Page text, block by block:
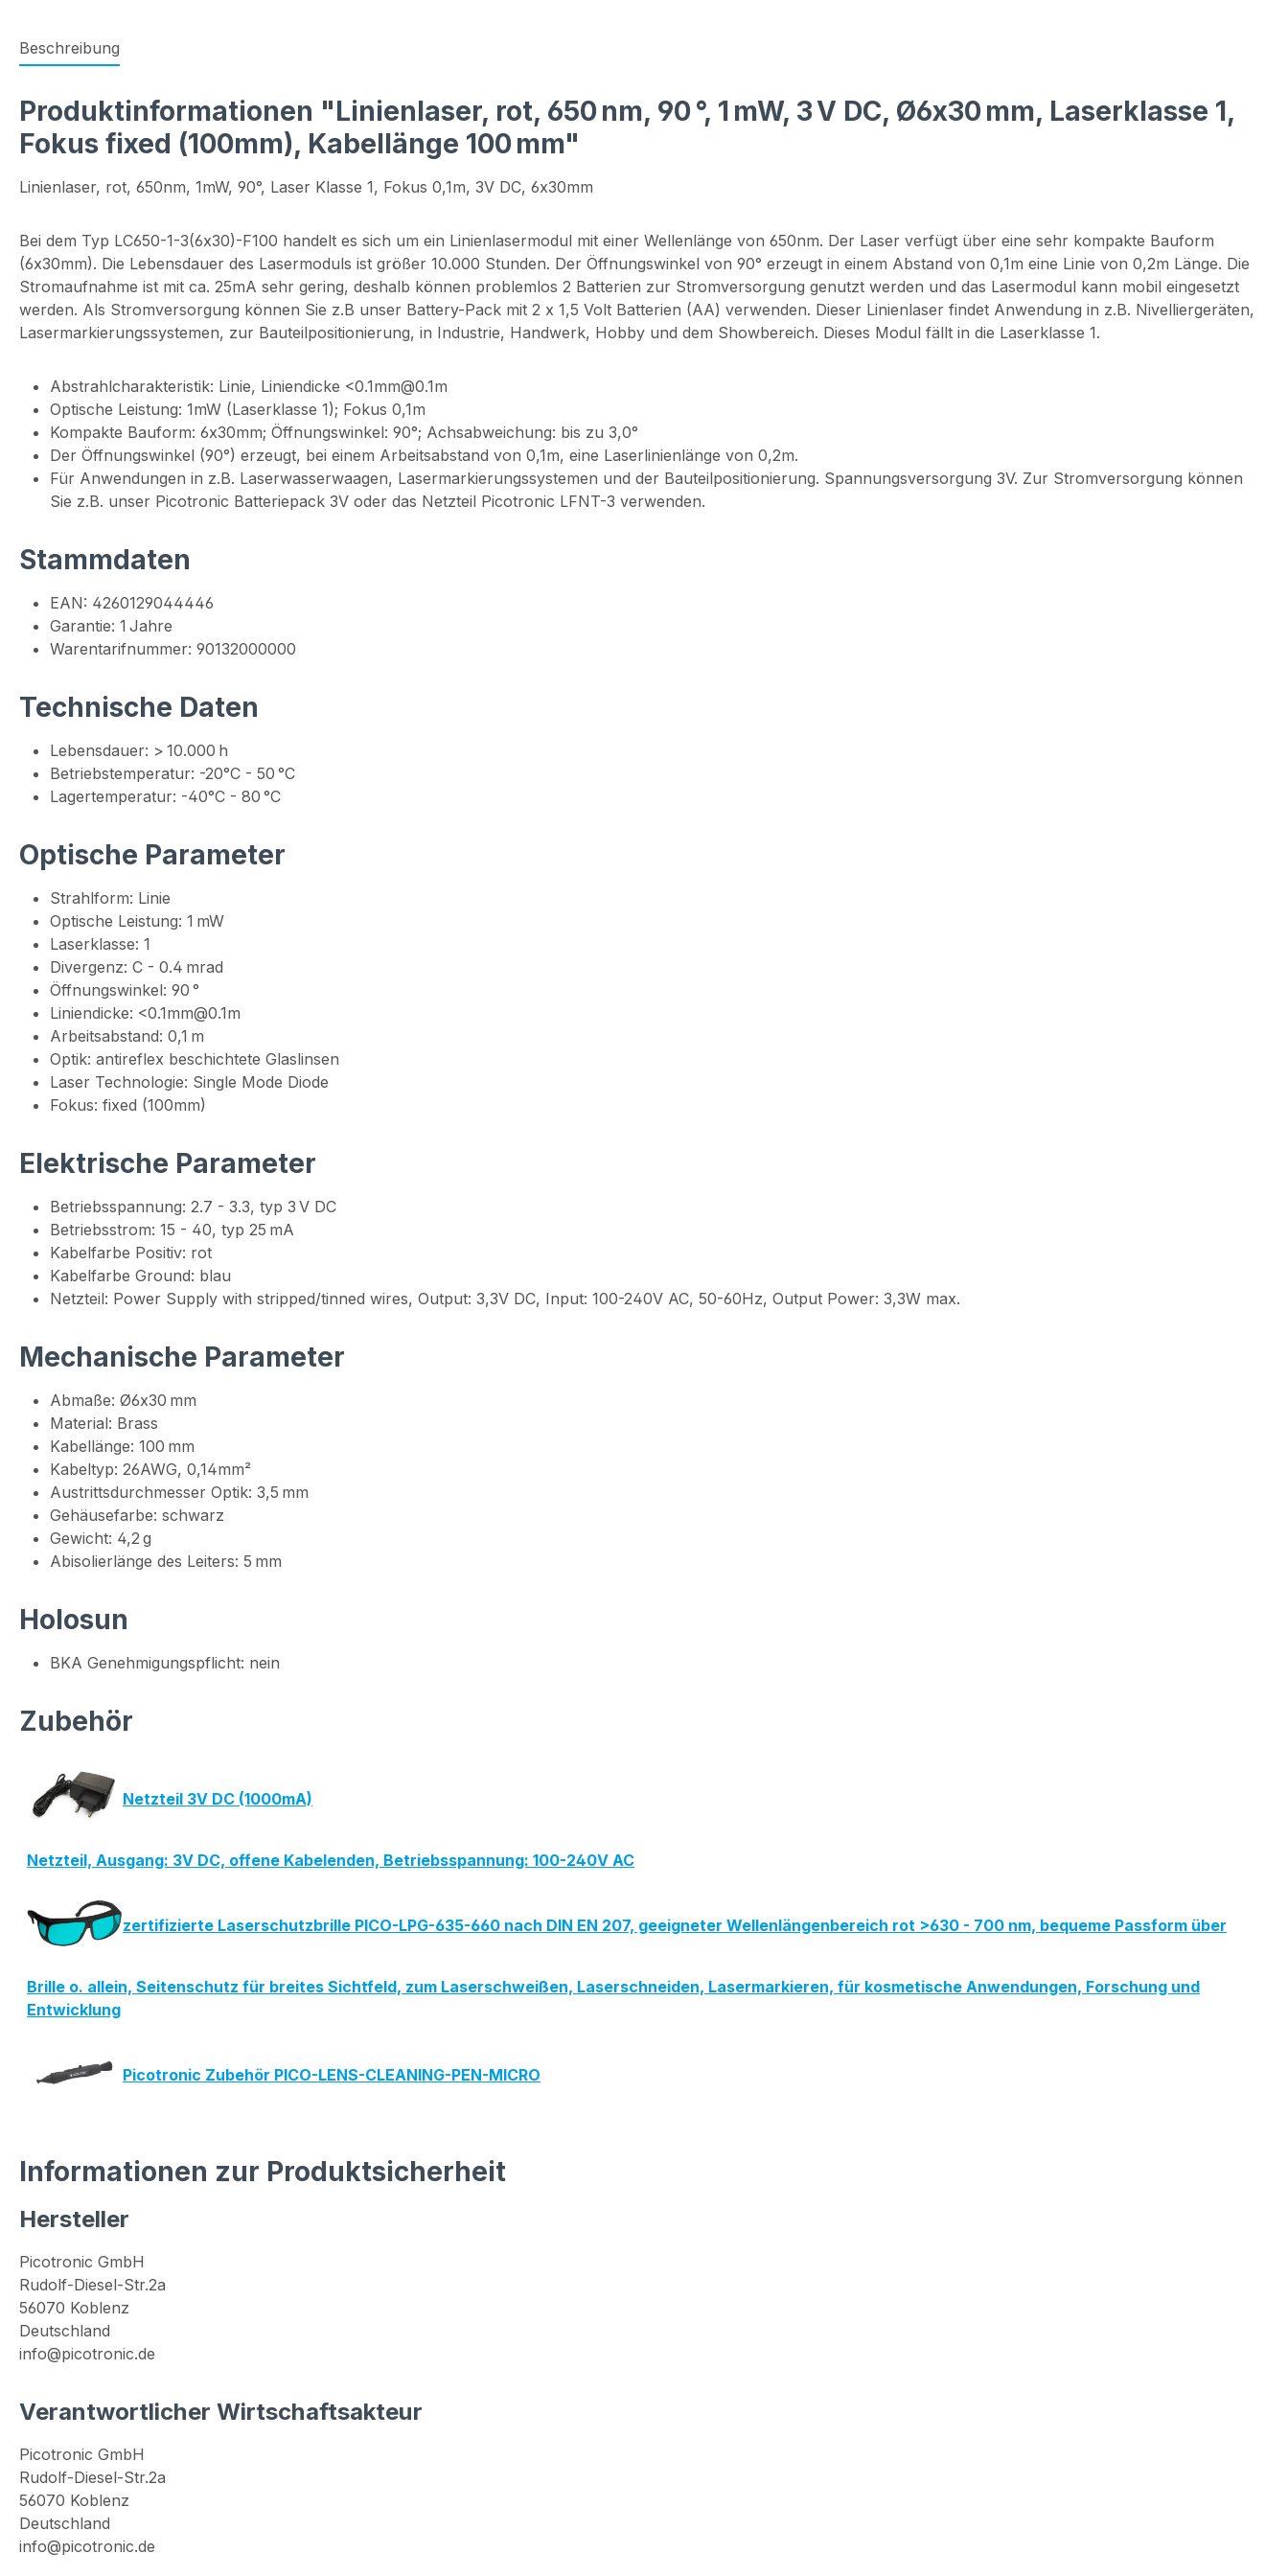
Beschreibung
Produktinformationen "Linienlaser, rot, 650 nm, 90 °, 1 mW, 3 V DC, Ø6x30 mm, Laserklasse 1,
Fokus fixed (100mm), Kabellänge 100 mm"
Linienlaser, rot, 650nm, 1mW, 90°, Laser Klasse 1, Fokus 0,1m, 3V DC, 6x30mm
Bei dem Typ LC650-1-3(6x30)-F100 handelt es sich um ein Linienlasermodul mit einer Wellenlänge von 650nm. Der Laser verfügt über eine sehr kompakte Bauform
(6x30mm). Die Lebensdauer des Lasermoduls ist größer 10.000 Stunden. Der Öffnungswinkel von 90° erzeugt in einem Abstand von 0,1m eine Linie von 0,2m Länge. Die
Stromaufnahme ist mit ca. 25mA sehr gering, deshalb können problemlos 2 Batterien zur Stromversorgung genutzt werden und das Lasermodul kann mobil eingesetzt
werden. Als Stromversorgung können Sie z.B unser Battery-Pack mit 2 x 1,5 Volt Batterien (AA) verwenden. Dieser Linienlaser findet Anwendung in z.B. Nivelliergeräten,
Lasermarkierungssystemen, zur Bauteilpositionierung, in Industrie, Handwerk, Hobby und dem Showbereich. Dieses Modul fällt in die Laserklasse 1.
Abstrahlcharakteristik: Linie, Liniendicke <0.1mm@0.1m
Optische Leistung: 1mW (Laserklasse 1); Fokus 0,1m
Kompakte Bauform: 6x30mm; Öffnungswinkel: 90°; Achsabweichung: bis zu 3,0°
Der Öffnungswinkel (90°) erzeugt, bei einem Arbeitsabstand von 0,1m, eine Laserlinienlänge von 0,2m.
Für Anwendungen in z.B. Laserwasserwaagen, Lasermarkierungssystemen und der Bauteilpositionierung. Spannungsversorgung 3V. Zur Stromversorgung können
Sie z.B. unser Picotronic Batteriepack 3V oder das Netzteil Picotronic LFNT-3 verwenden.
Stammdaten
EAN: 4260129044446
Garantie: 1 Jahre
Warentarifnummer: 90132000000
Technische Daten
Lebensdauer: > 10.000 h
Betriebstemperatur: -20°C - 50 °C
Lagertemperatur: -40°C - 80 °C
Optische Parameter
Strahlform: Linie
Optische Leistung: 1 mW
Laserklasse: 1
Divergenz: C - 0.4 mrad
Öffnungswinkel: 90 °
Liniendicke: <0.1mm@0.1m
Arbeitsabstand: 0,1 m
Optik: antireflex beschichtete Glaslinsen
Laser Technologie: Single Mode Diode
Fokus: fixed (100mm)
Elektrische Parameter
Betriebsspannung: 2.7 - 3.3, typ 3 V DC
Betriebsstrom: 15 - 40, typ 25 mA
Kabelfarbe Positiv: rot
Kabelfarbe Ground: blau
Netzteil: Power Supply with stripped/tinned wires, Output: 3,3V DC, Input: 100-240V AC, 50-60Hz, Output Power: 3,3W max.
Mechanische Parameter
Abmaße: Ø6x30 mm
Material: Brass
Kabellänge: 100 mm
Kabeltyp: 26AWG, 0,14mm²
Austrittsdurchmesser Optik: 3,5 mm
Gehäusefarbe: schwarz
Gewicht: 4,2 g
Abisolierlänge des Leiters: 5 mm
Holosun
BKA Genehmigungspflicht: nein
Zubehör
Netzteil 3V DC (1000mA)
Netzteil, Ausgang: 3V DC, offene Kabelenden, Betriebsspannung: 100-240V AC
zertifizierte Laserschutzbrille PICO-LPG-635-660 nach DIN EN 207, geeigneter Wellenlängenbereich rot >630 - 700 nm, bequeme Passform über
Brille o. allein, Seitenschutz für breites Sichtfeld, zum Laserschweißen, Laserschneiden, Lasermarkieren, für kosmetische Anwendungen, Forschung und
Entwicklung
Picotronic Zubehör PICO-LENS-CLEANING-PEN-MICRO
Informationen zur Produktsicherheit
Hersteller
Picotronic GmbH
Rudolf-Diesel-Str.2a
56070 Koblenz
Deutschland
info@picotronic.de
Verantwortlicher Wirtschaftsakteur
Picotronic GmbH
Rudolf-Diesel-Str.2a
56070 Koblenz
Deutschland
info@picotronic.de